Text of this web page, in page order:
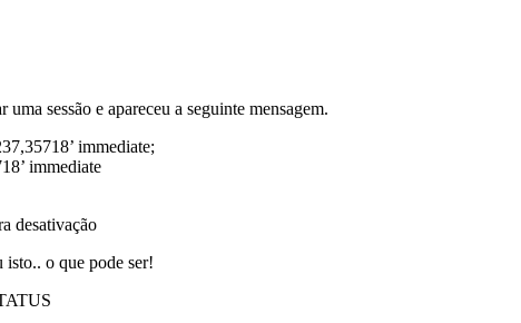
sessão e apareceu a seguinte mensagem.
immediate;
immediate
desativação
isto.. o que pode ser!